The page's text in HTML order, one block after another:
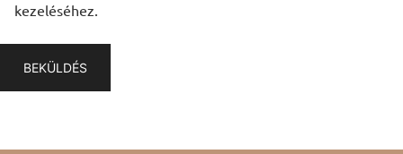
kezeléséhez.